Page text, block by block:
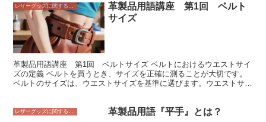
猟では、獲物に気付かれないようにするためにギリーを着用して、獲
物に近づいていきます。軍事では、敵に気付かれないようにするため
にギリーを着用して、敵地に潜入したり、待ち伏せしたりします。
ギリーは、主に草や木などの自然素材で作られているため、軽量で動
きやすいという特徴もあります。長時間の潜伏や移動でも、疲れを感
じにくいため、狩猟や軍事において非常に有効な装備と言えます。
ギリーは、主に狩猟や軍事目的で使用されますが、近年では、サバイ
バルゲームやコスプレなど、さまざまな目的で使用されるようになっ
ています。そのステルス性や軽量さ、動きやすさが評価されており、
革製品用語講座 第1回 ベルト
サイズ
革製品用語講座 第1回 ベルトサイズ ベルトにおけるウエストサイ
ズの定義 ベルトを買うとき、サイズを正確に測ることが大切です。
ベルトのサイズは、ウエストサイズを基準に選びます。ウエストサイ
を選ぶときは、ウエストサイズに余裕を持たせることが大切です。余
革製品用語『平手』とは？